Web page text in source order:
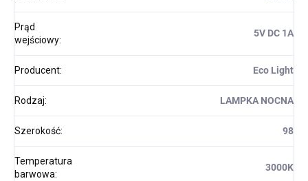
Prąd
wejściowy:
5V DC 1A
Producent: Eco Light
Rodzaj: LAMPKA NOCNA
Szerokość: 98
Temperatura
barwowa:
3000K